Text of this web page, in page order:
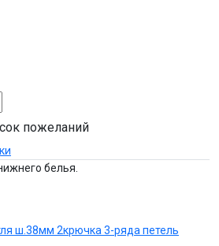
пожеланий
белья.